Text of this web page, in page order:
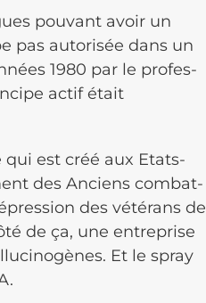
pouvant avoir un
pas auto­ri­sée dans un
1980 par le profes­
actif était
qui est créé aux Etats-
des Anciens combat­
des vété­rans de
de ça, une entreprise
Et le spray